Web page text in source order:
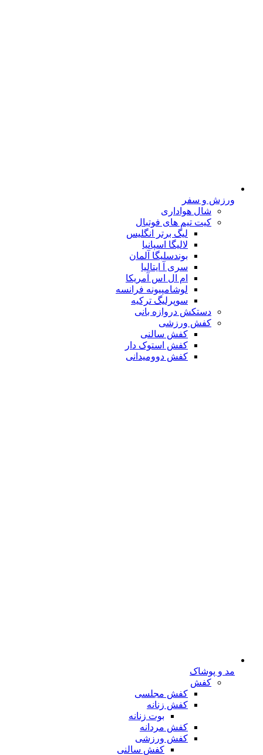
ورزش و سفر
شال هواداری
کیت تیم های فوتبال
لیگ برتر انگلیس
لالیگا اسپانیا
بوندسلیگا آلمان
سری آ ایتالیا
ام ال اس آمریکا
لوشامپیونه فرانسه
سوپرلیگ ترکیه
دستکش دروازه بانی
کفش ورزشی
کفش سالنی
کفش استوک دار
کفش دوومیدانی
مد و پوشاک
کفش
کفش مجلسی
کفش زنانه
بوت زنانه
کفش مردانه
کفش ورزشی
کفش سالنی